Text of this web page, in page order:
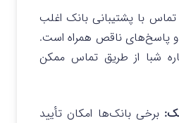
تماس با پشتیبانی بانک اغلب
و پاسخ‌های ناقص همراه است.
شبا از طریق تماس ممکن
: برخی بانک‌ها امکان تأیید